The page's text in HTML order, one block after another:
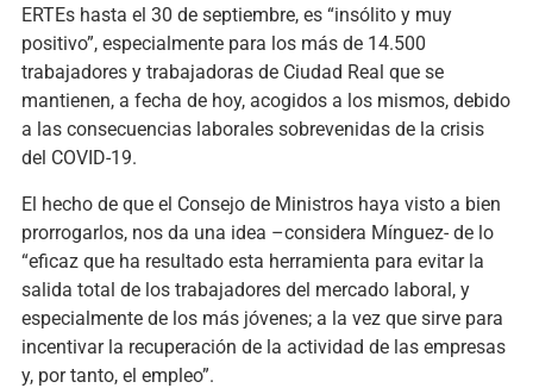
ERTEs hasta el 30 de septiembre, es “insólito y muy
positivo”, especialmente para los más de 14.500
trabajadores y trabajadoras de Ciudad Real que se
mantienen, a fecha de hoy, acogidos a los mismos, debido
a las consecuencias laborales sobrevenidas de la crisis
del COVID-19.
El hecho de que el Consejo de Ministros haya visto a bien
prorrogarlos, nos da una idea –considera Mínguez- de lo
“eficaz que ha resultado esta herramienta para evitar la
salida total de los trabajadores del mercado laboral, y
especialmente de los más jóvenes; a la vez que sirve para
incentivar la recuperación de la actividad de las empresas
y, por tanto, el empleo”.